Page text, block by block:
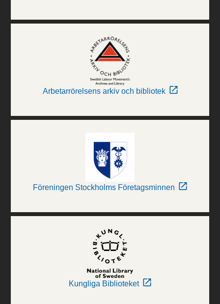
Arbetarrörelsens arkiv och bibliotek
Föreningen Stockholms Företagsminnen
Kungliga Biblioteket